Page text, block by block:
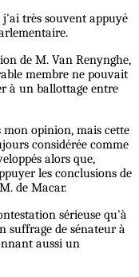
j'ai très souvent appuyé
de M. Van Renynghe,
membre ne pouvait
à un ballottage entre
opinion, mais cette
considérée comme
alors que,
les conclusions de
de Macar.
sérieuse qu'à
suffrage de sénateur à
aussi un